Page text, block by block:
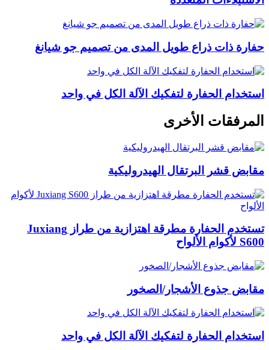
حفارة ذات ذراع طويل المدى من تصميم جو شيانغ
استخدام الحفارة لتفكيك الآلة الكل في واحد
المرفقات الأخرى
مقابض قشر البرتقال الهيدروليكية
تستخدم الحفارة مطرقة اهتزازية من طراز Juxiang
S600 لأكوام الألواح
مقابض جذوع الأشجار/الصخور
استخدام الحفارة لتفكيك الآلة الكل في واحد